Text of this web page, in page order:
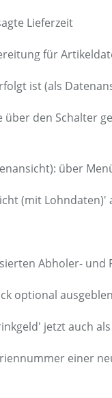
Lieferzeit
für
ist (als
über den Schalter
über
(mit
Abholer-
optional
jetzt auch
einer